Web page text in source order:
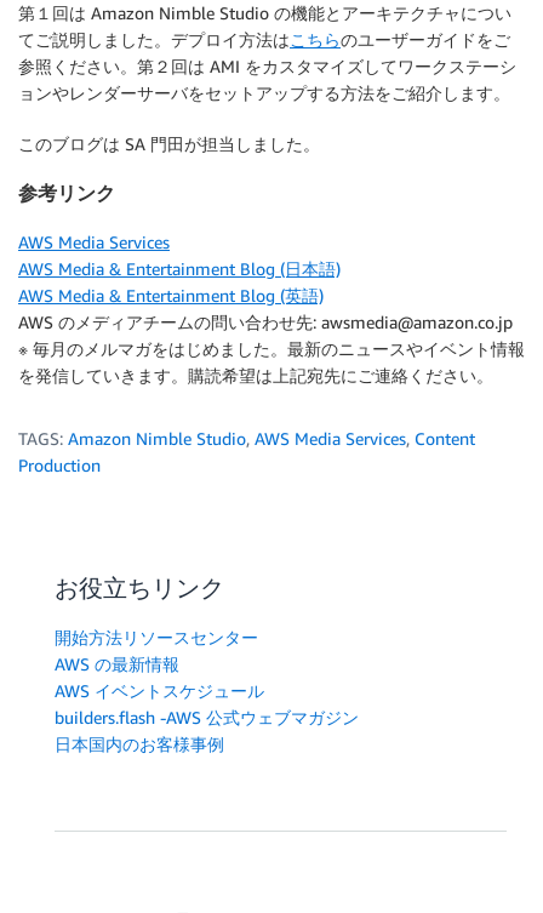
第１回は Amazon Nimble Studio の機能とアーキテクチャについ
てご説明しました。デプロイ方法はこちらのユーザーガイドをご
参照ください。第２回は AMI をカスタマイズしてワークステーシ
ョンやレンダーサーバをセットアップする方法をご紹介します。
このブログは SA 門田が担当しました。
参考リンク
AWS Media Services
AWS Media & Entertainment Blog (日本語)
AWS Media & Entertainment Blog (英語)
AWS のメディアチームの問い合わせ先: awsmedia@amazon.co.jp
※ 毎月のメルマガをはじめました。最新のニュースやイベント情報
を発信していきます。購読希望は上記宛先にご連絡ください。
TAGS: Amazon Nimble Studio, AWS Media Services, Content
Production
お役立ちリンク
開始方法リソースセンター
AWS の最新情報
AWS イベントスケジュール
builders.flash -AWS 公式ウェブマガジン
日本国内のお客様事例